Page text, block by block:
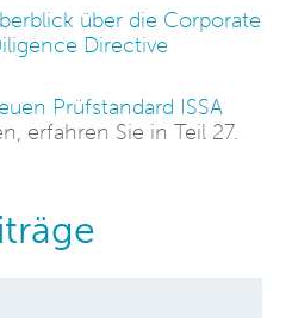
über die Corporate
Directive
Prüfstandard ISSA
erfahren Sie in Teil 27.